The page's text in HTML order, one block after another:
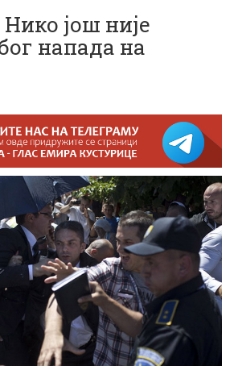
још није
напада на